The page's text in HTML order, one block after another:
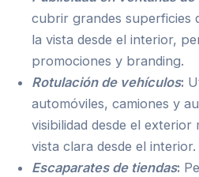
cubrir grandes superficies
la vista desde el interior,
promociones y branding.
Rotulación de vehículos:
automóviles, camiones y
visibilidad desde el exterior
vista clara desde el interior.
Escaparates de tiendas: